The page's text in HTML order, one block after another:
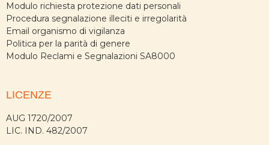
Modulo richiesta protezione dati personali
Procedura segnalazione illeciti e irregolarità
Email organismo di vigilanza
Politica per la parità di genere
Modulo Reclami e Segnalazioni SA8000
LICENZE
AUG 1720/2007
LIC. IND. 482/2007